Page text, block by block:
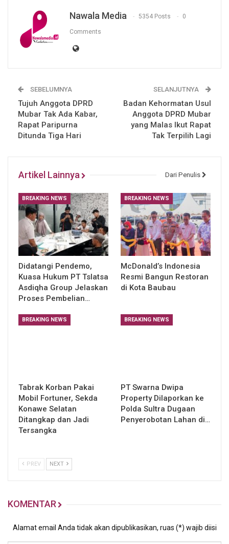
Nawala Media 5354 Posts 0
Comments
SEBELUMNYA
Tujuh Anggota DPRD
Mubar Tak Ada Kabar,
Rapat Paripurna
Ditunda Tiga Hari
SELANJUTNYA
Badan Kehormatan Usul
Anggota DPRD Mubar
yang Malas Ikut Rapat
Tak Terpilih Lagi
Artikel Lainnya Dari Penulis
BREAKING NEWS
Didatangi Pendemo,
Kuasa Hukum PT Tslatsa
Asdiqha Group Jelaskan
Proses Pembelian…
BREAKING NEWS
McDonald’s Indonesia
Resmi Bangun Restoran
di Kota Baubau
BREAKING NEWS
Tabrak Korban Pakai
Mobil Fortuner, Sekda
Konawe Selatan
Ditangkap dan Jadi
Tersangka
BREAKING NEWS
PT Swarna Dwipa
Property Dilaporkan ke
Polda Sultra Dugaan
Penyerobotan Lahan di…
PREV NEXT
KOMENTAR
Alamat email Anda tidak akan dipublikasikan, ruas (*) wajib diisi